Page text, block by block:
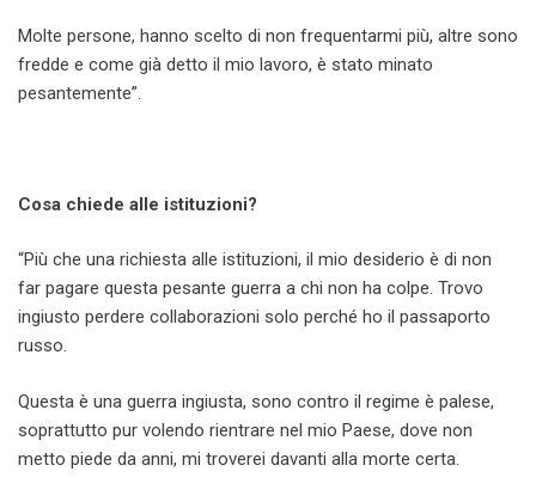
Molte persone, hanno scelto di non frequentarmi più, altre sono
fredde e come già detto il mio lavoro, è stato minato
pesantemente”.
Cosa chiede alle istituzioni?
“Più che una richiesta alle istituzioni, il mio desiderio è di non
far pagare questa pesante guerra a chi non ha colpe. Trovo
ingiusto perdere collaborazioni solo perché ho il passaporto
russo.
Questa è una guerra ingiusta, sono contro il regime è palese,
soprattutto pur volendo rientrare nel mio Paese, dove non
metto piede da anni, mi troverei davanti alla morte certa.